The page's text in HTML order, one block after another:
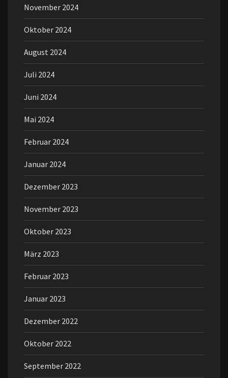
November 2024
Oktober 2024
August 2024
Juli 2024
Juni 2024
Mai 2024
Februar 2024
Januar 2024
Dezember 2023
November 2023
Oktober 2023
März 2023
Februar 2023
Januar 2023
Dezember 2022
Oktober 2022
September 2022